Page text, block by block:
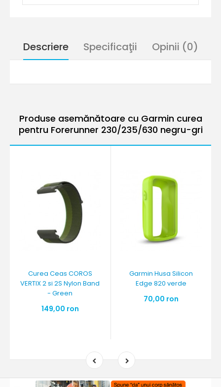
Descriere Specificaţii Opinii (0)
Produse asemănătoare cu Garmin curea
pentru Forerunner 230/235/630 negru-gri
Curea Ceas COROS
VERTIX 2 si 2S Nylon Band
- Green
149,00 ron
Garmin Husa Silicon
Edge 820 verde
70,00 ron